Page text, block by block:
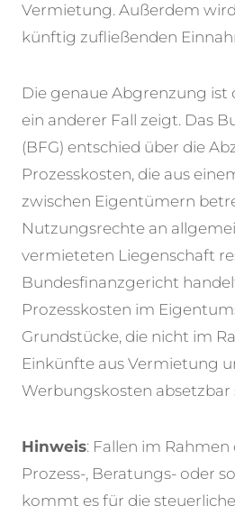
Vermietung. Außerdem
künftig zufließenden
Die genaue Abgrenzung ist
ein anderer Fall zeigt. Das
(BFG) entschied über die
Prozesskosten, die aus
zwischen Eigentümern
Nutzungsrechte an
vermieteten Liegenschaft
Bundesfinanzgericht
Prozesskosten im
Grundstücke, die nicht im
Einkünfte aus Vermietung
Werbungskosten absetzbar
Hinweis: Fallen im
Prozess-, Beratungs- oder
kommt es für die